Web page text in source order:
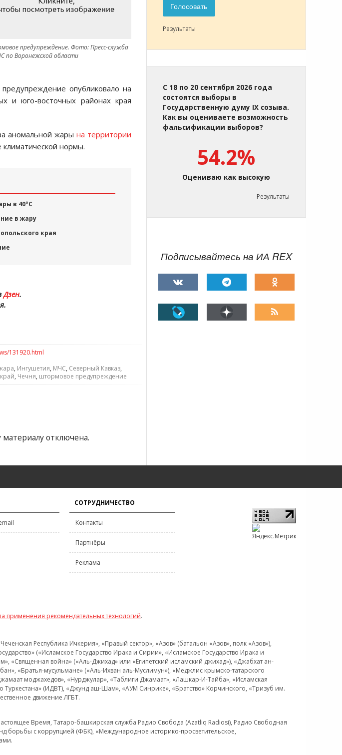
предупреждение. Фото: Пресс-служба
по Воронежской области
опубликовало на
и юго-восточных районах края
аномальной жарына территории
нормы.
в 40°С
в жару
края
Дзен.
131920.html
, Ингушетия, МЧС, Северный Кавказ,
, Чечня, штормовое предупреждение
отключена.
Голосовать
Результаты
С 18 по 20 сентября 2026 года
состоятся выборы в
Государственную думу IX созыва.
Как вы оцениваете возможность
фальсификации выборов?
54.2%
Оцениваю как высокую
Результаты
Подписывайтесь на ИА REX
СОТРУДНИЧЕСТВО
Контакты
Партнёры
Реклама
применения рекомендательных технологий.
Республика Ичкерия», «Правый сектор», «Азов» (батальон «Азов», полк «Азов»),
(«Исламское Государство Ирака и Сирии», «Исламское Государство Ирака и
война» («Аль-Джихад» или «Египетский исламский джихад»), «Джабхат ан-
«Братья-мусульмане» («Аль-Ихван аль-Муслимун»), «Меджлис крымско-татарского
моджахедов», «Нурджулар», «Таблиги Джамаат», «Лашкар-И-Тайба», «Исламская
Туркестана» (ИДВТ), «Джунд аш-Шам», «АУМ Синрике», «Братство» Корчинского, «Тризуб им.
движение ЛГБТ.
Время, Татаро-башкирская служба Радио Свобода (Azatliq Radiosi), Радио Свободная
борьбы с коррупцией (ФБК), «Международное историко-просветительское,